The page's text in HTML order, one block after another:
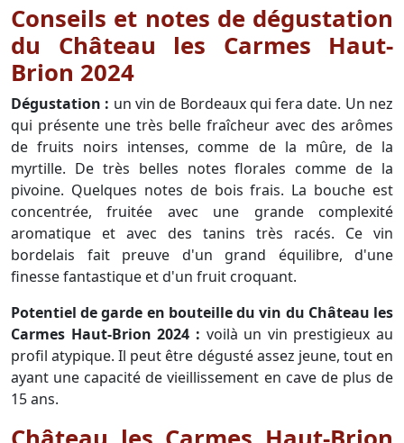
Conseils et notes de dégustation
du Château les Carmes Haut-
Brion 2024
Dégustation : un vin de Bordeaux qui fera date. Un nez
qui présente une très belle fraîcheur avec des arômes
de fruits noirs intenses, comme de la mûre, de la
myrtille. De très belles notes florales comme de la
pivoine. Quelques notes de bois frais. La bouche est
concentrée, fruitée avec une grande complexité
aromatique et avec des tanins très racés. Ce vin
bordelais fait preuve d'un grand équilibre, d'une
finesse fantastique et d'un fruit croquant.
Potentiel de garde en bouteille du vin du Château les
Carmes Haut-Brion 2024 : voilà un vin prestigieux au
profil atypique. Il peut être dégusté assez jeune, tout en
ayant une capacité de vieillissement en cave de plus de
15 ans.